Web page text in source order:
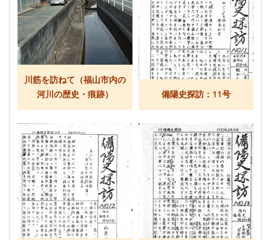
川筋を訪ねて（福山市内の
河川の歴史・痕跡）
備陽史探訪：11号